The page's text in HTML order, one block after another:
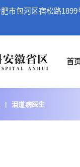
市包河区宿松路
首
泪道病医生